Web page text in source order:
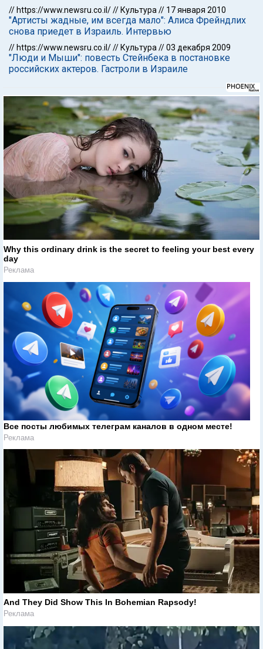
// https://www.newsru.co.il/// Культура // 17 января 2010
"Артисты жадные, им всегда мало": Алиса Фрейндлих
снова приедет в Израиль. Интервью
// https://www.newsru.co.il/// Культура //03 декабря 2009
"Люди и Мыши": повесть Стейнбека в постановке
российских актеров. Гастроли в Израиле
Why this ordinary drink is the secret to feeling your best every
day
Реклама
Все посты любимых телеграм каналов в одном месте!
Реклама
And They Did Show This In Bohemian Rapsody!
Реклама